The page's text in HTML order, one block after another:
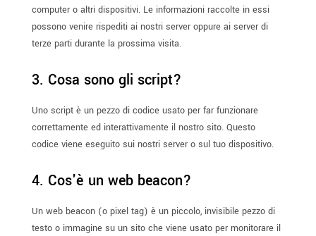
computer o altri dispositivi. Le informazioni raccolte in essi
possono venire rispediti ai nostri server oppure ai server di
terze parti durante la prossima visita.
3. Cosa sono gli script?
Uno script è un pezzo di codice usato per far funzionare
correttamente ed interattivamente il nostro sito. Questo
codice viene eseguito sui nostri server o sul tuo dispositivo.
4. Cos'è un web beacon?
Un web beacon (o pixel tag) è un piccolo, invisibile pezzo di
testo o immagine su un sito che viene usato per monitorare il